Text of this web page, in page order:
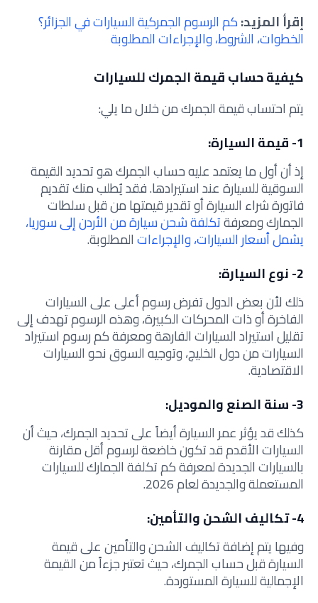
إقرأ المزيد:كم الرسوم الجمركية السيارات في الجزائر؟
الخطوات، الشروط، والإجراءات المطلوبة
كيفية حساب قيمة الجمرك للسيارات
يتم احتساب قيمة الجمرك من خلال ما يلي:
1- قيمة السيارة:
إذ أن أول ما يعتمد عليه حساب الجمرك هو تحديد القيمة
السوقية للسيارة عند استيرادها. فقد يُطلب منك تقديم
فاتورة شراء السيارة أو تقدير قيمتها من قبل سلطات
الجمارك ومعرفةتكلفة شحن سيارة من الأردن إلى سوريا،
يشمل أسعار السيارات، والإجراءاتالمطلوبة.
2- نوع السيارة:
ذلك لأن بعض الدول تفرض رسوم أعلى على السيارات
الفاخرة أو ذات المحركات الكبيرة، وهذه الرسوم تهدف إلى
تقليل استيراد السيارات الفارهة ومعرفة كم رسوم استيراد
السيارات من دول الخليج، وتوجيه السوق نحو السيارات
الاقتصادية.
3- سنة الصنع والموديل:
كذلك قد يؤثر عمر السيارة أيضاً على تحديد الجمرك، حيث أن
السيارات الأقدم قد تكون خاضعة لرسوم أقل مقارنة
بالسيارات الجديدة لمعرفة كم تكلفة الجمارك للسيارات
المستعملة والجديدة لعام 2026.
4- تكاليف الشحن والتأمين:
وفيها يتم إضافة تكاليف الشحن والتأمين على قيمة
السيارة قبل حساب الجمرك، حيث تعتبر جزءاً من القيمة
الإجمالية للسيارة المستوردة.